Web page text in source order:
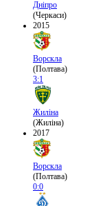
Дніпро
(Черкаси)
2015
Ворскла
(Полтава)
3:1
Жиліна
(Жиліна)
2017
Ворскла
(Полтава)
0:0